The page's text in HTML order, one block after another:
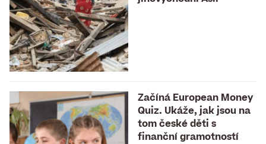
Začíná European Money
Quiz. Ukáže, jak jsou na
tom české děti s
finanční gramotností